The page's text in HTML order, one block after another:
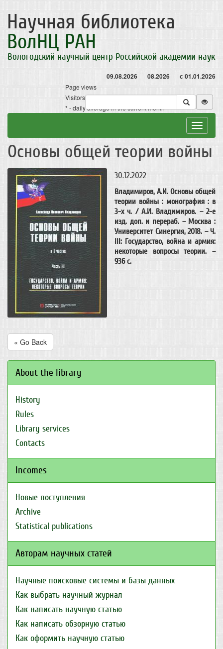
Научная библиотека
ВолНЦ РАН
Вологодский научный центр Российской академии наук
09.08.2026 08.2026 с 01.01.2026
Page views
Visitors
* - daily average in the current month
Toggle
Основы общей теории войны
30.12.2022
Владимиров, А.И. Основы общей
теории войны : монография : в
3-х ч. / А.И. Владимиров. – 2-е
изд. доп. и перераб. – Москва :
Университет Синергия, 2018. – Ч.
III: Государство, война и армия:
некоторые вопросы теории. –
936 c.
« Go Back
About the library
History
Rules
Library services
Contacts
Incomes
Новые поступления
Archive
Statistical publications
Авторам научных статей
Научные поисковые системы и базы данных
Как выбрать научный журнал
Как написать научную статью
Как написать обзорную статью
Как оформить научную статью